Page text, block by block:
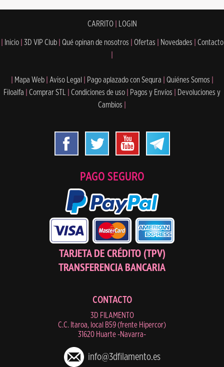
CARRITO| LOGIN
Inicio 3D VIP Club Qué opinan de nosotros Ofertas Novedades
Contacto
Mapa Web Aviso Legal Pago aplazado con Sequra Quiénes Somos
Filoalfa
Comprar STL Condiciones de uso Pagos y Envíos
Devoluciones y
Cambios
PAGO SEGURO
TARJETA DE CRÉDITO (TPV)
TRANSFERENCIA BANCARIA
CONTACTO
3D FILAMENTO
C.C. Itaroa, local B59 (frente Hipercor)
31620 Huarte -Navarra-
info@3dfilamento.es